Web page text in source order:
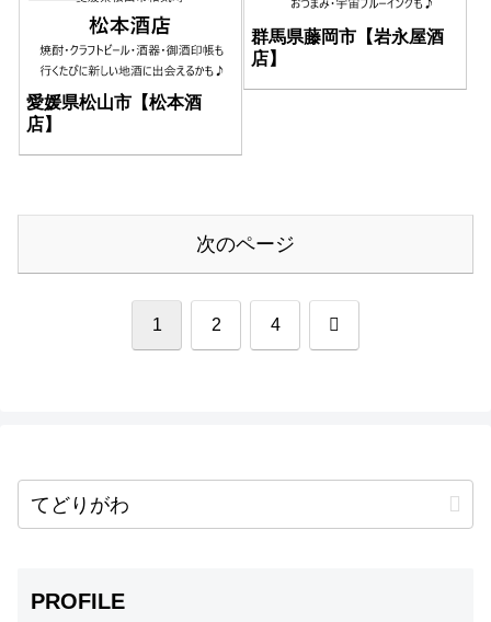
群馬県藤岡市【岩永屋酒
店】
愛媛県松山市【松本酒
店】
次のページ
1 2 4 次
PROFILE